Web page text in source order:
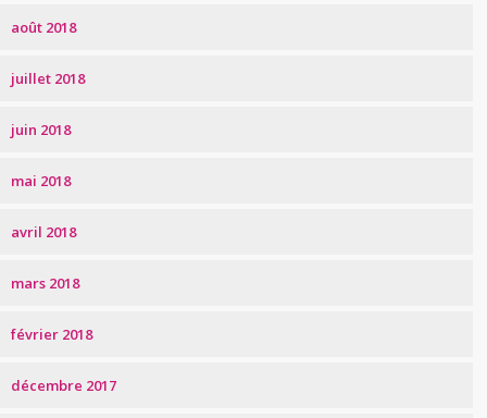
août 2018
juillet 2018
juin 2018
mai 2018
avril 2018
mars 2018
février 2018
décembre 2017